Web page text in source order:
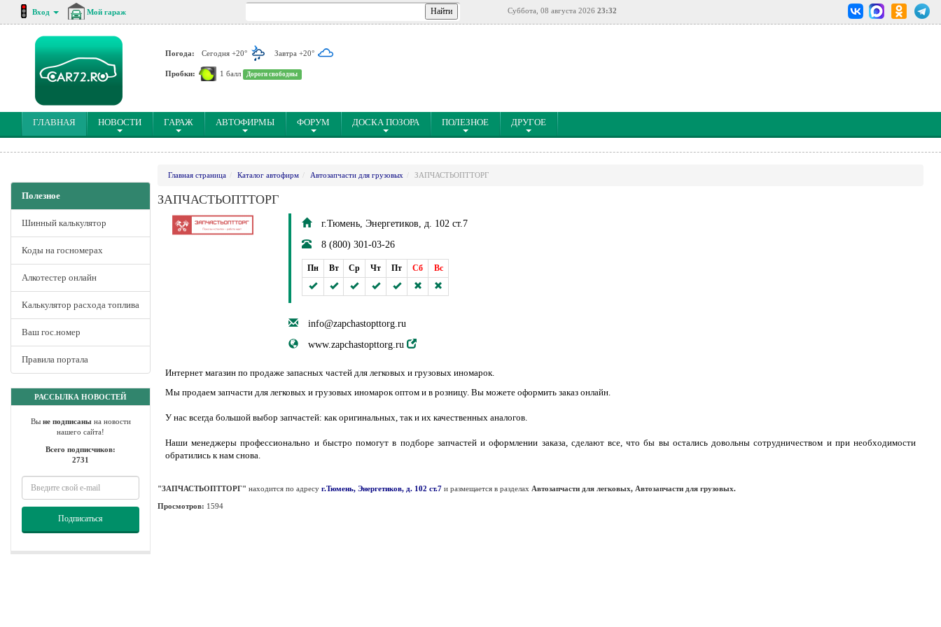
Вход Мой гараж Суббота, 08 августа 2026 23:32
Погода: Сегодня +20° Завтра +20°
Пробки: 1 балл Дороги свободны
ГЛАВНАЯ(CURRENT)
НОВОСТИ ГАРАЖ АВТОФИРМЫ ФОРУМ ДОСКА ПОЗОРА ПОЛЕЗНОЕ ДРУГОЕ
Полезное
Шинный калькулятор
Коды на госномерах
Алкотестер онлайн
Калькулятор расхода топлива
Ваш гос.номер
Правила портала
РАССЫЛКА НОВОСТЕЙ
Вы не подписанына новости
нашего сайта!
Всего подписчиков:
2731
Подписаться
Главная страница Каталог автофирм Автозапчасти для грузовых ЗАПЧАСТЬОПТТОРГ
ЗАПЧАСТЬОПТТОРГ
г.Тюмень, Энергетиков, д. 102 ст.7
8 (800) 301-03-26
Пн Вт Ср Чт Пт Сб Вс
info@zapchastopttorg.ru
www.zapchastopttorg.ru
Интернет магазин по продаже запасных частей для легковых и грузовых иномарок.
Мы продаем запчасти для легковых и грузовых иномарок оптом и в розницу. Вы можете оформить заказ онлайн.
У нас всегда большой выбор запчастей: как оригинальных, так и их качественных аналогов.
Наши менеджеры профессионально и быстро помогут в подборе запчастей и оформлении заказа, сделают все, что бы вы остались довольны сотрудничеством и при необходимости
обратились к нам снова.
"ЗАПЧАСТЬОПТТОРГ" находится по адресу г.Тюмень, Энергетиков, д. 102 ст.7 и размещается в разделах Автозапчасти для легковых, Автозапчасти для грузовых.
Просмотров: 1594